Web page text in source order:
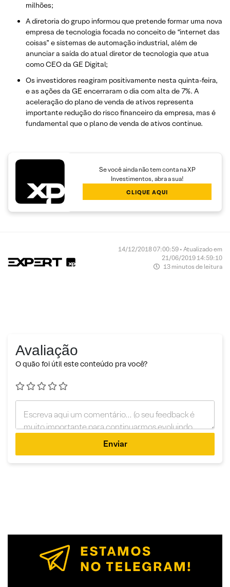
milhões;
A diretoria do grupo informou que pretende formar uma nova
empresa de tecnologia focada no conceito de “internet das
coisas” e sistemas de automação industrial, além de
anunciar a saída do atual diretor de tecnologia que atua
como CEO da GE Digital;
Os investidores reagiram positivamente nesta quinta-feira,
e as ações da GE encerraram o dia com alta de 7%. A
aceleração do plano de venda de ativos representa
importante redução do risco financeiro da empresa, mas é
fundamental que o plano de venda de ativos continue.
Se você ainda não tem conta na XP
Investimentos, abra a sua!
CLIQUE AQUI
14/12/2018 07:00:59 • Atualizado em
21/06/2019 14:59:10
13 minutos de leitura
Avaliação
O quão foi útil este conteúdo pra você?
Enviar